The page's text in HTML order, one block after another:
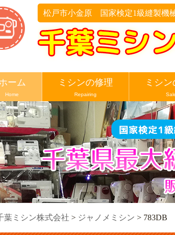
松戸市小金原 国家検定1級縫製機
ーム
Home
ミシンの修理
Repairing
ミシ
葉ミシン株式会社 > ジャノメミシン > 783DB